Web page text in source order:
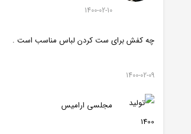
1400-02-10
چه کفش برای ست کردن لباس مناسب است .
1400-02-09
مجلسی ارامیس